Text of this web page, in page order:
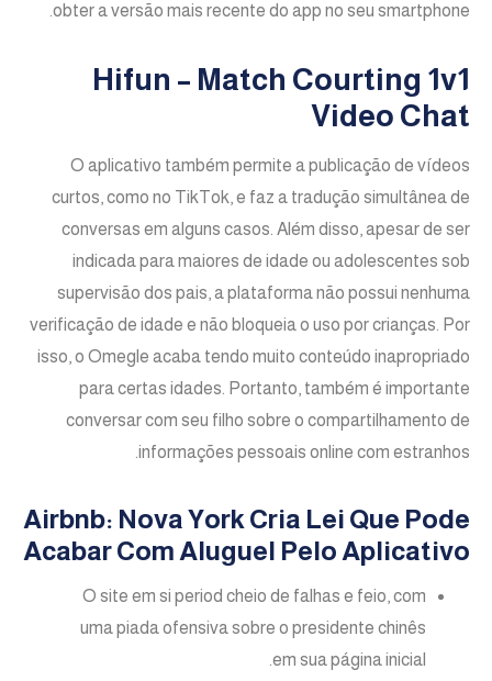
obter a versão mais recente do app no seu smartphone.
Hifun – Match Courting 1v1
Video Chat
O aplicativo também permite a publicação de vídeos
curtos, como no TikTok, e faz a tradução simultânea de
conversas em alguns casos. Além disso, apesar de ser
indicada para maiores de idade ou adolescentes sob
supervisão dos pais, a plataforma não possui nenhuma
verificação de idade e não bloqueia o uso por crianças. Por
isso, o Omegle acaba tendo muito conteúdo inapropriado
para certas idades. Portanto, também é importante
conversar com seu filho sobre o compartilhamento de
informações pessoais online com estranhos.
Airbnb: Nova York Cria Lei Que Pode
Acabar Com Aluguel Pelo Aplicativo
O site em si period cheio de falhas e feio, com
uma piada ofensiva sobre o presidente chinês
em sua página inicial.